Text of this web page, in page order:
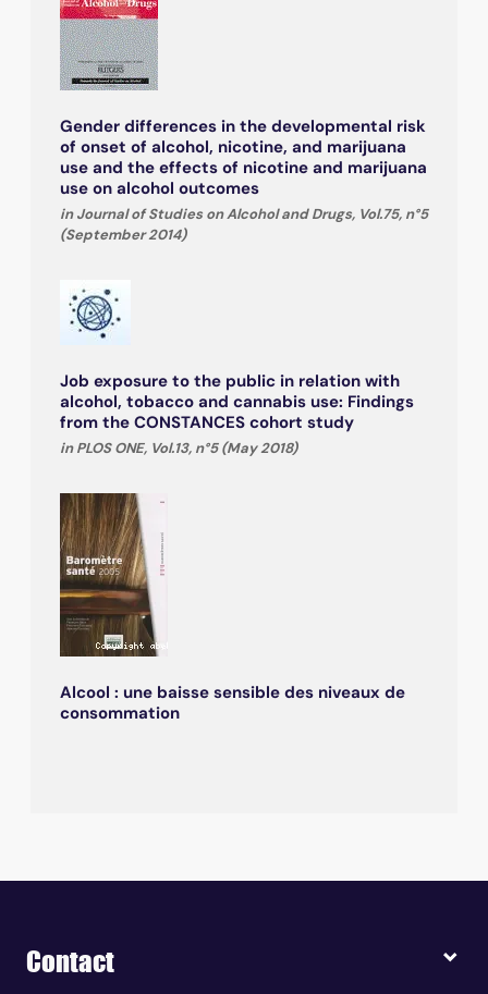
Gender differences in the developmental risk
of onset of alcohol, nicotine, and marijuana
use and the effects of nicotine and marijuana
use on alcohol outcomes
in Journal of Studies on Alcohol and Drugs, Vol.75, n°5
(September 2014)
Job exposure to the public in relation with
alcohol, tobacco and cannabis use: Findings
from the CONSTANCES cohort study
in PLOS ONE, Vol.13, n°5 (May 2018)
Alcool : une baisse sensible des niveaux de
consommation
Contact